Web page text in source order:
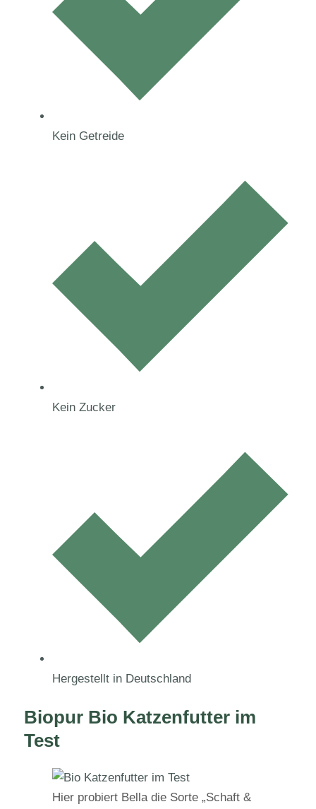
Kein Getreide
Kein Zucker
Hergestellt in Deutschland
Biopur Bio Katzenfutter im
Test
Hier probiert Bella die Sorte „Schaft &